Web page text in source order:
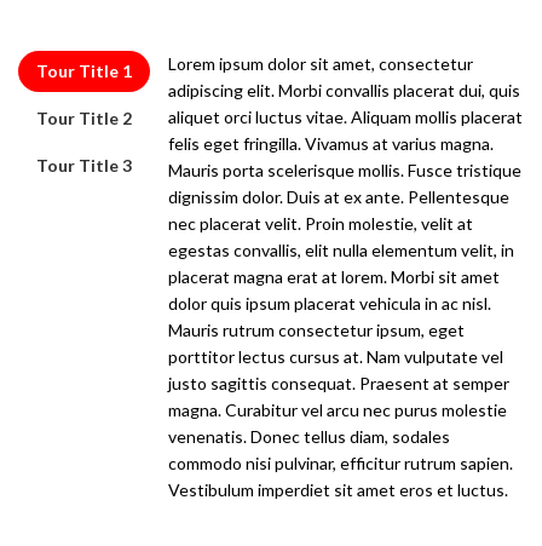
Tour Title 1
Tour Title 2
Tour Title 3
Lorem ipsum dolor sit amet, consectetur
adipiscing elit. Morbi convallis placerat dui, quis
aliquet orci luctus vitae. Aliquam mollis placerat
felis eget fringilla. Vivamus at varius magna.
Mauris porta scelerisque mollis. Fusce tristique
dignissim dolor. Duis at ex ante. Pellentesque
nec placerat velit. Proin molestie, velit at
egestas convallis, elit nulla elementum velit, in
placerat magna erat at lorem. Morbi sit amet
dolor quis ipsum placerat vehicula in ac nisl.
Mauris rutrum consectetur ipsum, eget
porttitor lectus cursus at. Nam vulputate vel
justo sagittis consequat. Praesent at semper
magna. Curabitur vel arcu nec purus molestie
venenatis. Donec tellus diam, sodales
commodo nisi pulvinar, efficitur rutrum sapien.
Vestibulum imperdiet sit amet eros et luctus.